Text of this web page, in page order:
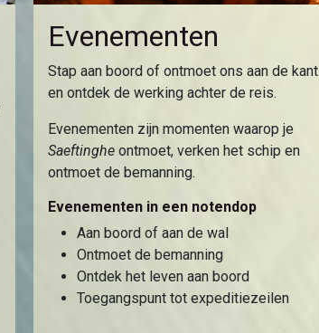
Evenementen
Stap aan boord of ontmoet ons aan de kant
en ontdek de werking achter de reis.
Evenementen zijn momenten waarop je
Saeftinghe ontmoet, verken het schip en
ontmoet de bemanning.
Evenementen in een notendop
Aan boord of aan de wal
Ontmoet de bemanning
Ontdek het leven aan boord
Toegangspunt tot expeditiezeilen